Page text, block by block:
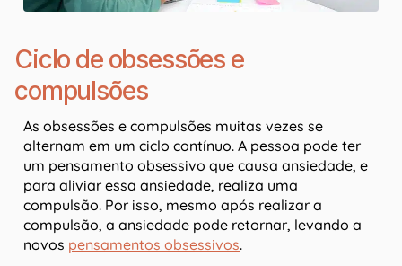
Ciclo de obsessões e
compulsões
As obsessões e compulsões muitas vezes se
alternam em um ciclo contínuo. A pessoa pode ter
um pensamento obsessivo que causa ansiedade, e
para aliviar essa ansiedade, realiza uma
compulsão. Por isso, mesmo após realizar a
compulsão, a ansiedade pode retornar, levando a
novos pensamentos obsessivos.